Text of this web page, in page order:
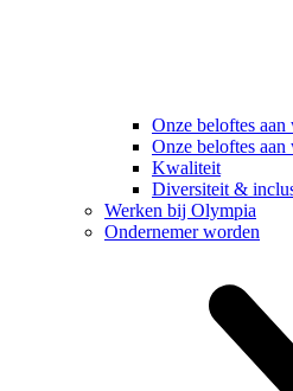
Onze beloftes aan
Onze beloftes aan
Kwaliteit
Diversiteit &
Werken bij Olympia
Ondernemer worden